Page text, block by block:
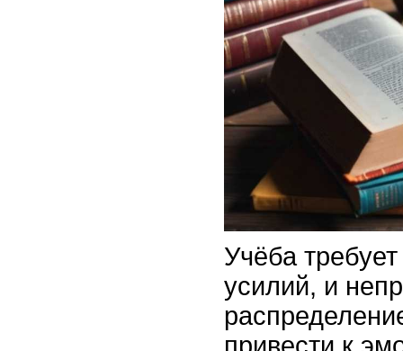
Учёба
усилий, и